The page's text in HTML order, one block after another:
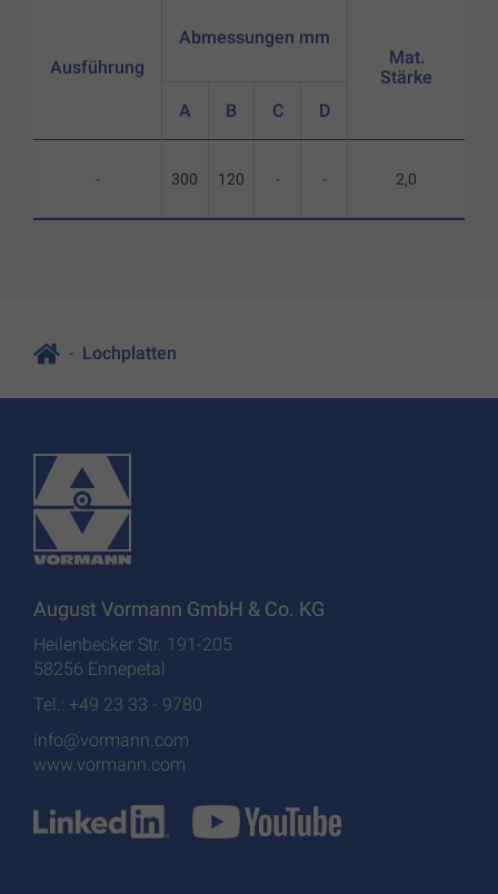
Ausführung
-
Abmessungen mm
A B C D
300 120 - -
Mat.
Stärke
2,0
Lochplatten
August Vormann GmbH & Co. KG
Heilenbecker Str. 191-205
58256 Ennepetal
Tel.: +49 23 33 - 9780
info@vormann.com
www.vormann.com